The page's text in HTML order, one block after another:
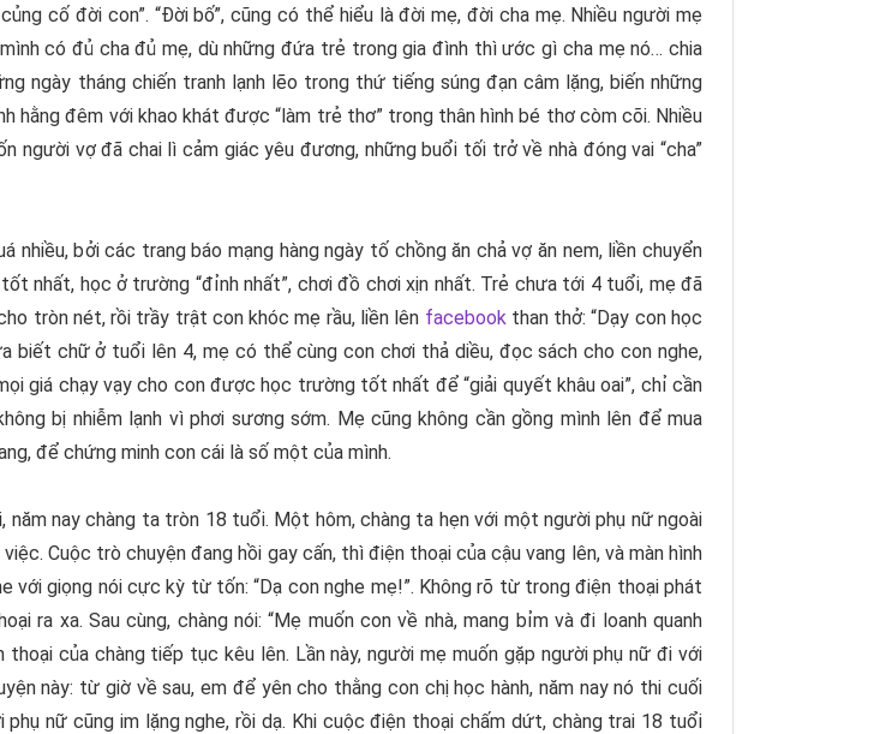
cố đời con”. “Đời bố”, cũng có thể hiểu là đời mẹ, đời cha mẹ. Nhiều người mẹ
có đủ cha đủ mẹ, dù những đứa trẻ trong gia đình thì ước gì cha mẹ nó… chia
ngày tháng chiến tranh lạnh lẽo trong thứ tiếng súng đạn câm lặng, biến những
hằng đêm với khao khát được “làm trẻ thơ” trong thân hình bé thơ còm cõi. Nhiều
người vợ đã chai lì cảm giác yêu đương, những buổi tối trở về nhà đóng vai “cha”
nhiều, bởi các trang báo mạng hàng ngày tố chồng ăn chả vợ ăn nem, liền chuyển
nhất, học ở trường “đỉnh nhất”, chơi đồ chơi xịn nhất. Trẻ chưa tới 4 tuổi, mẹ đã
tròn nét, rồi trầy trật con khóc mẹ rầu, liền lên facebookthan thở: “Dạy con học
biết chữ ở tuổi lên 4, mẹ có thể cùng con chơi thả diều, đọc sách cho con nghe,
giá chạy vạy cho con được học trường tốt nhất để “giải quyết khâu oai”, chỉ cần
bị nhiễm lạnh vì phơi sương sớm. Mẹ cũng không cần gồng mình lên để mua
để chứng minh con cái là số một của mình.
nay chàng ta tròn 18 tuổi. Một hôm, chàng ta hẹn với một người phụ nữ ngoài
Cuộc trò chuyện đang hồi gay cấn, thì điện thoại của cậu vang lên, và màn hình
với giọng nói cực kỳ từ tốn: “Dạ con nghe mẹ!”. Không rõ từ trong điện thoại phát
ra xa. Sau cùng, chàng nói: “Mẹ muốn con về nhà, mang bỉm và đi loanh quanh
của chàng tiếp tục kêu lên. Lần này, người mẹ muốn gặp người phụ nữ đi với
này: từ giờ về sau, em để yên cho thằng con chị học hành, năm nay nó thi cuối
nữ cũng im lặng nghe, rồi dạ. Khi cuộc điện thoại chấm dứt, chàng trai 18 tuổi